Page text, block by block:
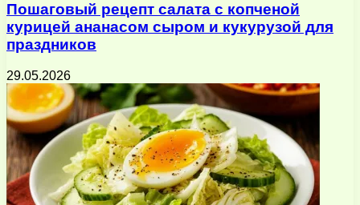
Пошаговый рецепт салата с копченой
курицей ананасом сыром и кукурузой для
праздников
29.05.2026